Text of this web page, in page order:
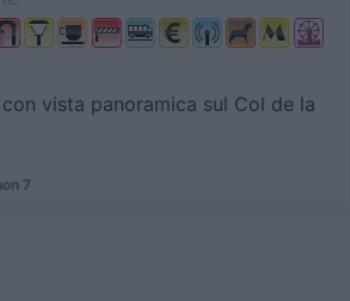
vista panoramica sul Col de la
7